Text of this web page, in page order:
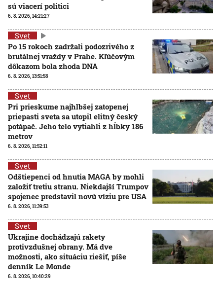
sú viacerí politici
6. 8. 2026, 14:21:27
Svet
Po 15 rokoch zadržali podozrivého z
brutálnej vraždy v Prahe. Kľúčovým
dôkazom bola zhoda DNA
6. 8. 2026, 13:51:58
Svet
Pri prieskume najhlbšej zatopenej
priepasti sveta sa utopil elitný český
potápač. Jeho telo vytiahli z hĺbky 186
metrov
6. 8. 2026, 11:52:11
Svet
Odštiepenci od hnutia MAGA by mohli
založiť tretiu stranu. Niekdajší Trumpov
spojenec predstavil novú víziu pre USA
6. 8. 2026, 11:39:53
Svet
Ukrajine dochádzajú rakety
protivzdušnej obrany. Má dve
možnosti, ako situáciu riešiť, píše
denník Le Monde
6. 8. 2026, 10:40:29